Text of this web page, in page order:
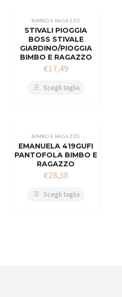
BIMBO E RAGAZZO
STIVALI PIOGGIA
BOSS STIVALE
GIARDINO/PIOGGIA
BIMBO E RAGAZZO
€17,49
Scegli taglia
BIMBO E RAGAZZO
EMANUELA 419GUFI
PANTOFOLA BIMBO E
RAGAZZO
€28,38
Scegli taglia